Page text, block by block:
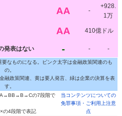
AA -
+928.
1万
AA 410億ドル
発表はない - - -
なものになる。ピンク太字は金融政策関連のも
の。
融政策関連、黄は要人発言、緑は企業の決算を表
す。
の7段階で
4段階で表記
当コンテンツについての
免罪事項・ご利用上注意
点